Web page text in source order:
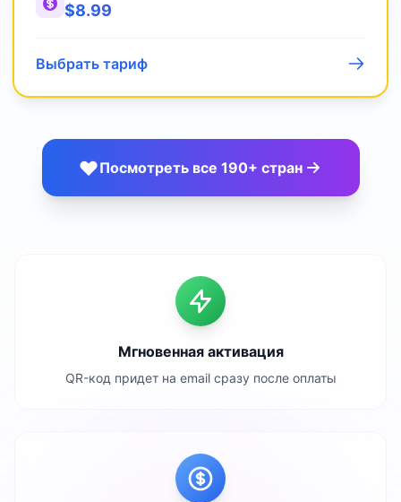
$8.99
Выбрать тариф
Посмотреть все 190+ стран
Мгновенная активация
QR-код придет на email сразу после оплаты